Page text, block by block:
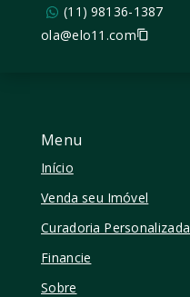
Menu
Início
Venda seu Imóvel
Curadoria Personalizada
Financie
Sobre
(11) 98136-1387
ola@elo11.com